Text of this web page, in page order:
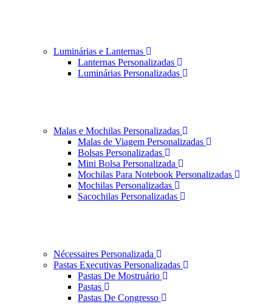
Luminárias e Lanternas
Lanternas Personalizadas
Luminárias Personalizadas
Malas e Mochilas Personalizadas
Malas de Viagem Personalizadas
Bolsas Personalizadas
Mini Bolsa Personalizada
Mochilas Para Notebook Personalizadas
Mochilas Personalizadas
Sacochilas Personalizadas
Nécessaires Personalizada
Pastas Executivas Personalizadas
Pastas De Mostruário
Pastas
Pastas De Congresso